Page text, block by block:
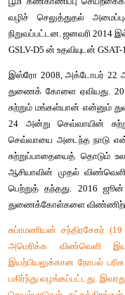
1980 இல் இந்தியாவால்
சுற்றுப்பாதையில்
என்னும் செயற்கைக்
உருவாக்கியது.
துருவ
செயற்கைக்கோள்களைத்
ஜியோசின்க்ரோனஸ்
உருவாக்கப்பட்டது.
இந்த ராக்கெட்டுகள்
பூமி கண்காணிப்பு
வழிச் செலுத்துதல்
நிறுவப்பட்டன. ஜனவரி